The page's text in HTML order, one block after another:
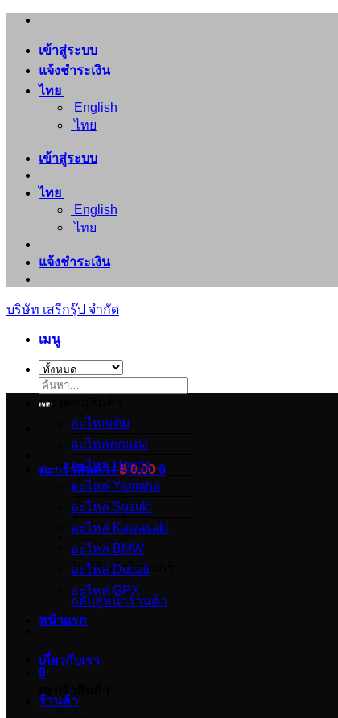
ข้าม
เนื้อหา
เข้าสู่ระบบ
แจ้งชำระเงิน
ไทย
English
ไทย
เข้าสู่ระบบ
ไทย
English
ไทย
แจ้งชำระเงิน
บริษัท เสรีกรุ๊ป จำกัด
เมนู
ค้นหา:
ตะกร้าสินค้า /฿0.00 0
ไม่มีสินค้าในตะกร้า
กลับสู่หน้าร้านค้า
0
ตะกร้าสินค้า
หมวดหมู่สินค้า
อะไหล่เดิม
อะไหล่ตกแต่ง
อะไหล่ Honda
อะไหล่ Yamaha
อะไหล่ Suzuki
อะไหล่ Kawasaki
อะไหล่ BMW
อะไหล่ Ducati
อะไหล่ GPX
หน้าแรก
เกี่ยวกับเรา
ร้านค้า